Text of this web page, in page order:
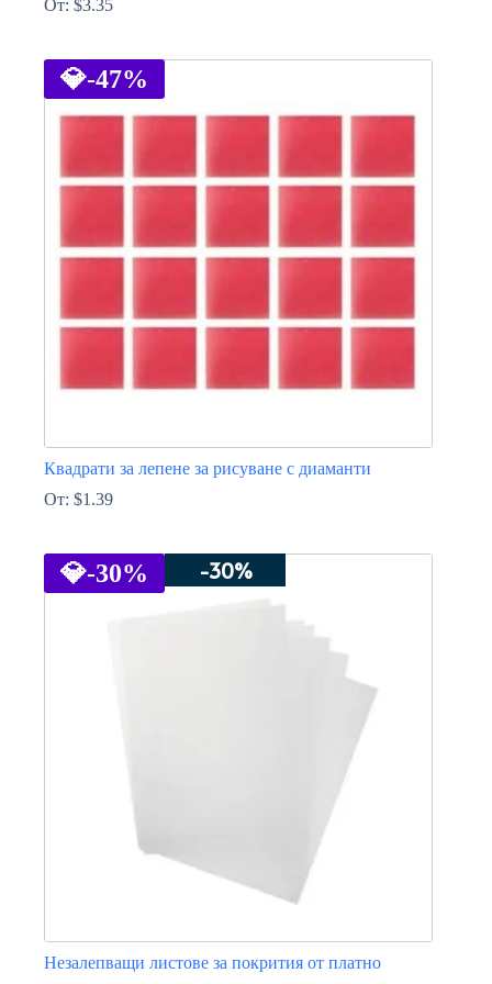
От: $3.35
has
multiple
variants.
may
the
💎-47%
Квадрати за лепене за рисуване с диаманти
От: $1.39
has
multiple
💎-30% -30%
Незалепващи листове за покрития от платно